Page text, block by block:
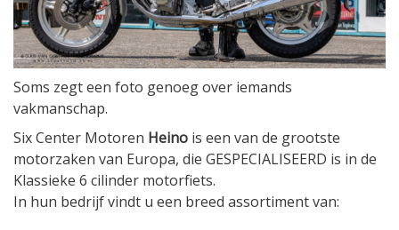
Soms zegt een foto genoeg over iemands
vakmanschap.
Six Center Motoren Heino is een van de grootste
motorzaken van Europa, die GESPECIALISEERD is in de
Klassieke 6 cilinder motorfiets.
In hun bedrijf vindt u een breed assortiment van: